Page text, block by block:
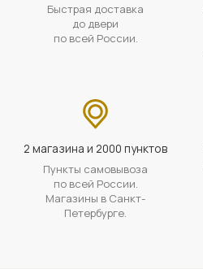
Быстрая доставка
до двери
по всей России.
2 магазина и 2000 пунктов
Пункты самовывоза
по всей России.
Магазины в Санкт-
Петербурге.